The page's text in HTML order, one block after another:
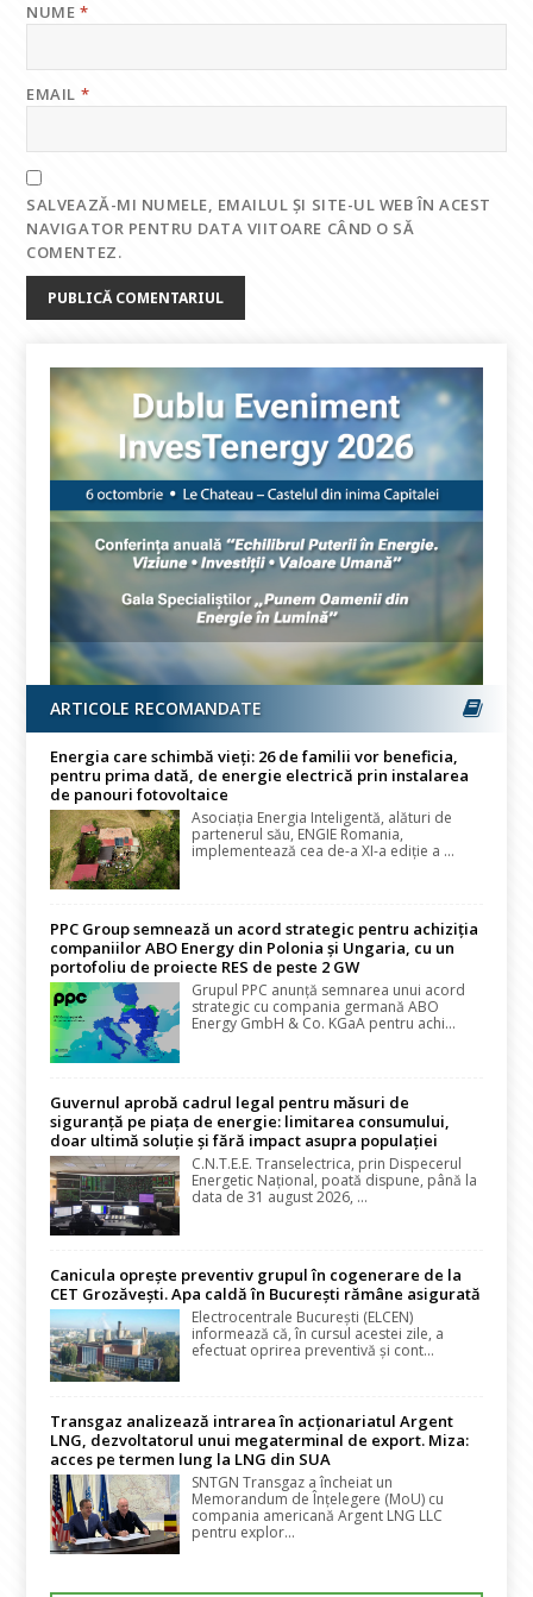
NUME*
EMAIL *
SALVEAZĂ-MI NUMELE, EMAILUL ȘI SITE-UL WEB ÎN ACEST
NAVIGATOR PENTRU DATA VIITOARE CÂND O SĂ
COMENTEZ.
ARTICOLE RECOMANDATE
Energia care schimbă vieți: 26 de familii vor beneficia,
pentru prima dată, de energie electrică prin instalarea
de panouri fotovoltaice
Asociația Energia Inteligentă, alături de
partenerul său, ENGIE Romania,
implementează cea de-a XI-a ediție a ...
PPC Group semnează un acord strategic pentru achiziția
companiilor ABO Energy din Polonia și Ungaria, cu un
portofoliu de proiecte RES de peste 2 GW
Grupul PPC anunță semnarea unui acord
strategic cu compania germană ABO
Energy GmbH & Co. KGaA pentru achi...
Guvernul aprobă cadrul legal pentru măsuri de
siguranță pe piața de energie: limitarea consumului,
doar ultimă soluție și fără impact asupra populației
C.N.T.E.E. Transelectrica, prin Dispecerul
Energetic Național, poată dispune, până la
data de 31 august 2026, ...
Canicula oprește preventiv grupul în cogenerare de la
CET Grozăvești. Apa caldă în București rămâne asigurată
Electrocentrale București (ELCEN)
informează că, în cursul acestei zile, a
efectuat oprirea preventivă și cont...
Transgaz analizează intrarea în acționariatul Argent
LNG, dezvoltatorul unui megaterminal de export. Miza:
acces pe termen lung la LNG din SUA
SNTGN Transgaz a încheiat un
Memorandum de Înțelegere (MoU) cu
compania americană Argent LNG LLC
pentru explor...